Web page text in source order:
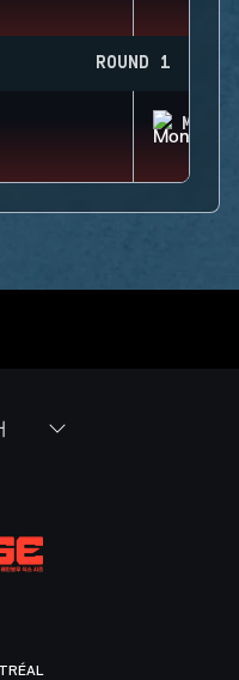
ROUND 1